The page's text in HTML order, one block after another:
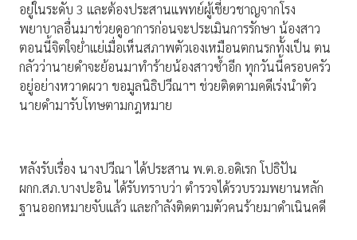
อยู่ในระดับ 3 และต้องประสานแพทย์ผู้เชี่ยวชาญจากโรง
พยาบาลอื่นมาช่วยดูอาการก่อนจะประเมินการรักษา น้องสาว
ตอนนี้จิตใจย่ำแย่เมื่อเห็นสภาพตัวเองเหมือนตกนรกทั้งเป็น ตน
กลัวว่านายดำจะย้อนมาทำร้ายน้องสาวซ้ำอีก ทุกวันนี้ครอบครัว
อยู่อย่างหวาดผวา ขอมูลนิธิปวีณาฯ ช่วยติดตามคดีเร่งนำตัว
นายดำมารับโทษตามกฎหมาย
หลังรับเรื่อง นางปวีณา ได้ประสาน พ.ต.อ.อดิเรก โปธิปัน
ผกก.สภ.บางปะอิน ได้รับทราบว่า ตำรวจได้รวบรวมพยานหลัก
ฐานออกหมายจับแล้ว และกำลังติดตามตัวคนร้ายมาดำเนินคดี